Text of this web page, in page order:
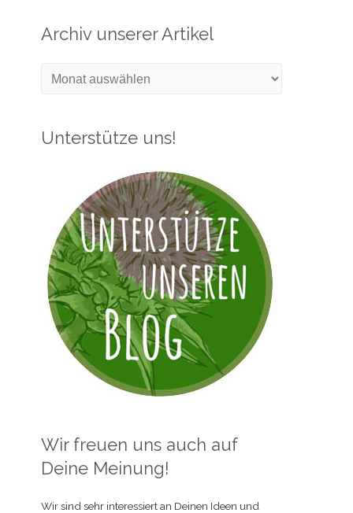
Archiv unserer Artikel
Unterstütze uns!
Wir freuen uns auch auf
Deine Meinung!
Wir sind sehr interessiert an Deinen Ideen und